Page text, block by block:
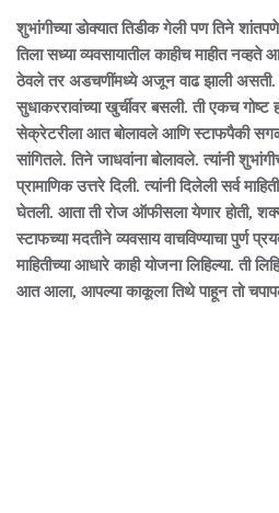
शुभांगीच्या डोक्यात तिडीक गेली पण तिने
तिला सध्या व्यवसायातील काहीच माहीत
ठेवले तर अडचणींमध्ये अजून वाढ झाली
सुधाकररावांच्या खुर्चीवर बसली. ती एकच
सेक्रेटरीला आत बोलावले आणि स्टाफपैकी
सांगितले. तिने जाधवांना बोलावले. त्यांनी
प्रामाणिक उत्तरे दिली. त्यांनी दिलेली सर्व
घेतली. आता ती रोज ऑफीसला येणार होती,
स्टाफच्या मदतीने व्यवसाय वाचविण्याचा पुर्ण
माहितीच्या आधारे काही योजना लिहिल्या. ती
आत आला, आपल्या काकूला तिथे पाहून तो